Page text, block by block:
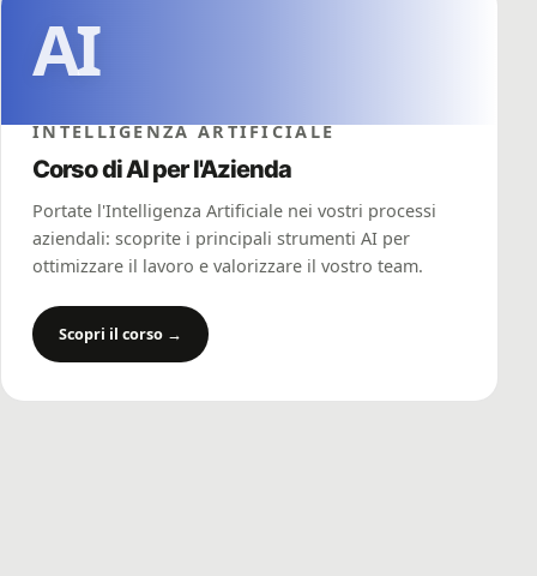
AI
INTELLIGENZA ARTIFICIALE
Corso di AI per l'Azienda
Portate l'Intelligenza Artificiale nei vostri processi
aziendali: scoprite i principali strumenti AI per
ottimizzare il lavoro e valorizzare il vostro team.
Scopri il corso →